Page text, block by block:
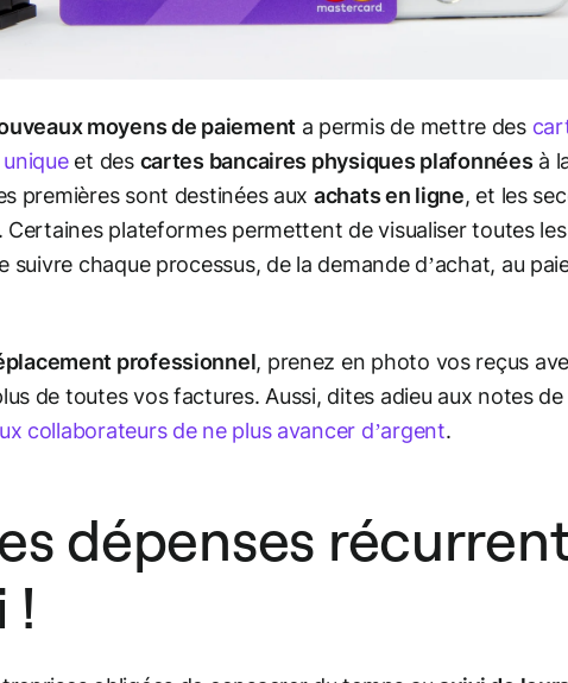
moyens de paiement a permis de mettre des
et des cartes bancaires physiques plafonnées à
premières sont destinées aux achats en ligne, et les
. Certaines plateformes permettent de visualiser toutes
suivre chaque processus, de la demande d’achat, au
professionnel, prenez en photo vos reçus
de toutes vos factures. Aussi, dites adieu aux notes
collaborateurs de ne plus avancer d’argent.
dépenses
!